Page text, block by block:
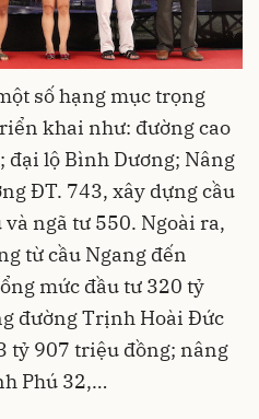
số hạng mục trọng
khai như: đường cao
đại lộ Bình Dương; Nâng
ĐT. 743, xây dựng cầu
ngã tư 550. Ngoài ra,
từ cầu Ngang đến
mức đầu tư 320 tỷ
đường Trịnh Hoài Đức
tỷ 907 triệu đồng; nâng
Phú 32,…